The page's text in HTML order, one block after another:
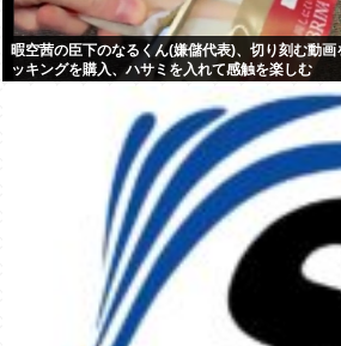
暇空茜の臣下のなるくん(嫌儲代表)、切り刻む動画
ッキングを購入、ハサミを入れて感触を楽しむ